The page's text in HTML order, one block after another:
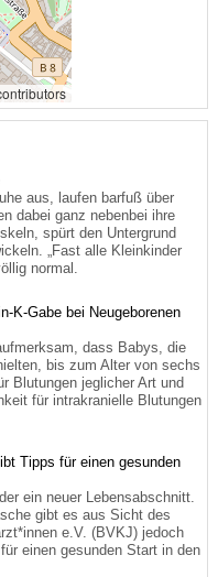
aus, laufen barfuß über
dabei ganz nebenbei ihre
spürt den Untergrund
„Fast alle Kleinkinder
normal.
K-Gabe bei Neugeborenen
dass Babys, die
bis zum Alter von sechs
Blutungen jeglicher Art und
für intrakranielle Blutungen
Tipps für einen gesunden
ein neuer Lebensabschnitt.
gibt es aus Sicht des
e.V. (BVKJ) jedoch
einen gesunden Start in den